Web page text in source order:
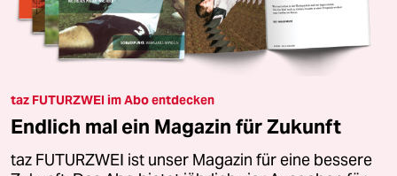
taz FUTURZWEI im Abo entdecken
Endlich mal ein Magazin für Zukunft
taz FUTURZWEI ist unser Magazin für eine bessere